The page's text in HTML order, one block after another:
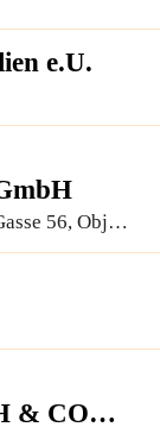
e.U.
56, Objekt
& CO